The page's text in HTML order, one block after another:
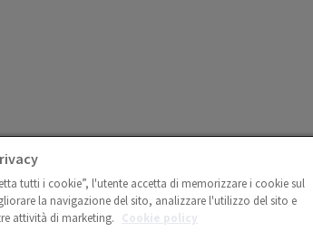
tutti i cookie”, l'utente accetta di memorizzare i cookie sul
la navigazione del sito, analizzare l'utilizzo del sito e
attività di marketing. Cookie policy